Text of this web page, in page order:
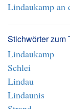
Lindaukamp an
Stichwörter zum
Lindaukamp
Schlei
Lindau
Lindaunis